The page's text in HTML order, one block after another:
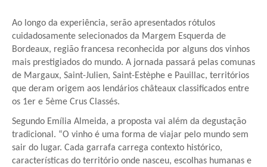
Ao longo da experiência, serão apresentados rótulos
cuidadosamente selecionados da Margem Esquerda de
Bordeaux, região francesa reconhecida por alguns dos vinhos
mais prestigiados do mundo. A jornada passará pelas comunas
de Margaux, Saint-Julien, Saint-Estèphe e Pauillac, territórios
que deram origem aos lendários châteaux classificados entre
os 1er e 5ème Crus Classés.
Segundo Emília Almeida, a proposta vai além da degustação
tradicional. “O vinho é uma forma de viajar pelo mundo sem
sair do lugar. Cada garrafa carrega contexto histórico,
características do território onde nasceu, escolhas humanas e